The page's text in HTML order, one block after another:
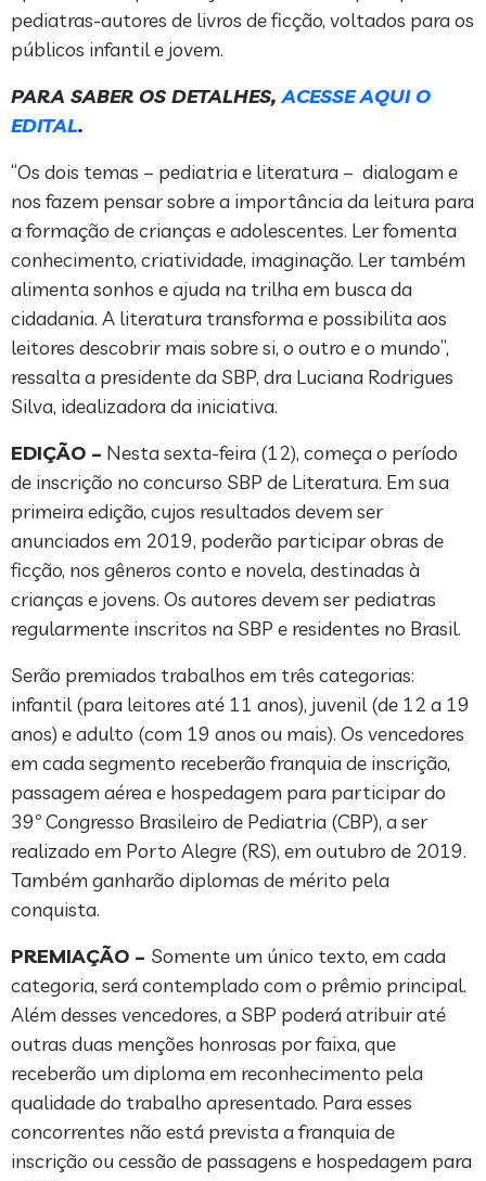
pediatras-autores de livros de ficção, voltados para os
públicos infantil e jovem.
PARA SABER OS DETALHES,ACESSE AQUI O
EDITAL.
“Os dois temas – pediatria e literatura – dialogam e
nos fazem pensar sobre a importância da leitura para
a formação de crianças e adolescentes. Ler fomenta
conhecimento, criatividade, imaginação. Ler também
alimenta sonhos e ajuda na trilha em busca da
cidadania. A literatura transforma e possibilita aos
leitores descobrir mais sobre si, o outro e o mundo”,
ressalta a presidente da SBP, dra Luciana Rodrigues
Silva, idealizadora da iniciativa.
EDIÇÃO – Nesta sexta-feira (12), começa o período
de inscrição no concurso SBP de Literatura. Em sua
primeira edição, cujos resultados devem ser
anunciados em 2019, poderão participar obras de
ficção, nos gêneros conto e novela, destinadas à
crianças e jovens. Os autores devem ser pediatras
regularmente inscritos na SBP e residentes no Brasil.
Serão premiados trabalhos em três categorias:
infantil (para leitores até 11 anos), juvenil (de 12 a 19
anos) e adulto (com 19 anos ou mais). Os vencedores
em cada segmento receberão franquia de inscrição,
passagem aérea e hospedagem para participar do
39º Congresso Brasileiro de Pediatria (CBP), a ser
realizado em Porto Alegre (RS), em outubro de 2019.
Também ganharão diplomas de mérito pela
conquista.
PREMIAÇÃO – Somente um único texto, em cada
categoria, será contemplado com o prêmio principal.
Além desses vencedores, a SBP poderá atribuir até
outras duas menções honrosas por faixa, que
receberão um diploma em reconhecimento pela
qualidade do trabalho apresentado. Para esses
concorrentes não está prevista a franquia de
inscrição ou cessão de passagens e hospedagem para